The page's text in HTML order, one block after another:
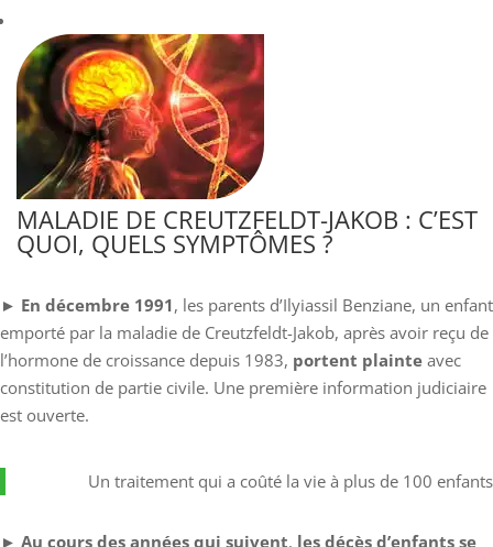
MALADIE DE CREUTZFELDT-JAKOB : C’EST
QUOI, QUELS SYMPTÔMES ?
► En décembre 1991, les parents d’Ilyiassil Benziane, un enfant
emporté par la maladie de Creutzfeldt-Jakob, après avoir reçu de
l’hormone de croissance depuis 1983, portent plainte avec
constitution de partie civile. Une première information judiciaire
est ouverte.
Un traitement qui a coûté la vie à plus de 100 enfants
► Au cours des années qui suivent, les décès d’enfants se